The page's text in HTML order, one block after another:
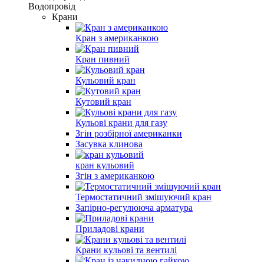
Водопровід
Крани
Кран з американкою
Кран пивний
Кульовий кран
Кутовий кран
Кульові крани для газу
Згін розбірної американки
Засувка клинова
кран кульовий
Згін з американкою
Термостатичний змішуючий кран
Запірно-регулююча арматура
Приладові крани
Крани кульові та вентилі